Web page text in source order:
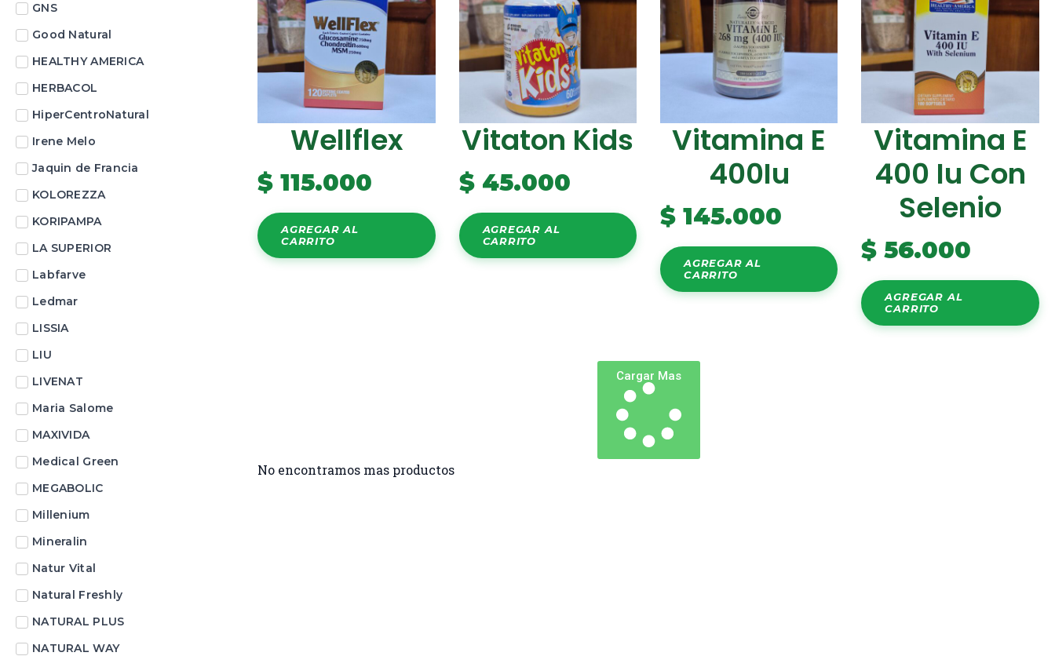
GNS
Good Natural
HEALTHY AMERICA
HERBACOL
HiperCentroNatural
Irene Melo
Jaquin de Francia
KOLOREZZA
KORIPAMPA
LA SUPERIOR
Labfarve
Ledmar
LISSIA
LIU
LIVENAT
Maria Salome
MAXIVIDA
Medical Green
MEGABOLIC
Millenium
Mineralin
Natur Vital
Natural Freshly
NATURAL PLUS
NATURAL WAY
Wellflex
$ 115.000
AGREGAR AL
CARRITO
Vitaton Kids
$45.000
AGREGAR AL
CARRITO
Vitamina E
400Iu
$ 145.000
AGREGAR AL
CARRITO
Vitamina E
400 Iu Con
Selenio
$ 56.000
AGREGAR AL
CARRITO
Cargar Mas
No encontramos mas productos